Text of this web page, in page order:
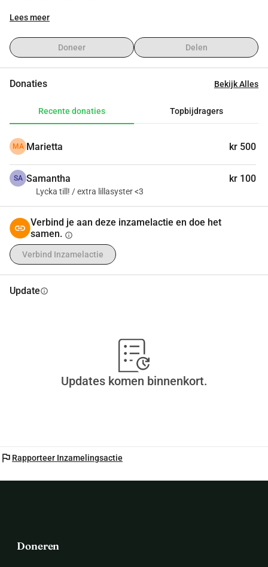
om boek 1 over de fantasiewereld Terrasive, vol magie,
Om deze droom te kunnen verwezenlijken, compleet met
unieke kaart en een nieuwe wereld, heb ik hulp nodig bij de
marketing, publicatie en de productie van een boek.
Ik hoop van harte dat je deze reis wilt volgen en bijdragen,
waarmaken en een grotere betekenis in het leven kan
creëren.
Alle donaties, groot of klein, zijn van harte welkom en
brengen me een stap dichter bij het realiseren van
Hartelijk dank bij voorbaat!
Lees meer
Doneer Delen
Donaties Bekijk Alles
Recente donaties Topbijdragers
MA Marietta kr 500
SA Samantha kr 100
Lycka till! / extra lillasyster <3
Verbind je aan deze inzamelactie en doe het
samen. info
Verbind Inzamelactie
Updateinfo
Updates komen binnenkort.
flag Rapporteer Inzamelingsactie
Doneren